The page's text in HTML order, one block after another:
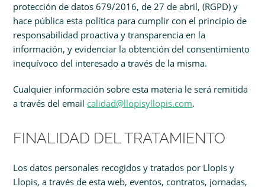
protección de datos 679/2016, de 27 de abril, (RGPD) y
hace pública esta política para cumplir con el principio de
responsabilidad proactiva y transparencia en la
información, y evidenciar la obtención del consentimiento
inequívoco del interesado a través de la misma.
Cualquier información sobre esta materia le será remitida
a través del email calidad@llopisyllopis.com.
FINALIDAD DEL TRATAMIENTO
Los datos personales recogidos y tratados por Llopis y
Llopis, a través de esta web, eventos, contratos, jornadas,